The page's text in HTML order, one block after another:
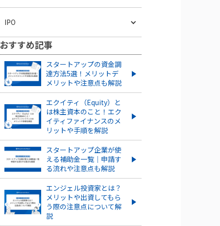
下落ケースを紹介
ストックオプションを新規に
行使する流れやタイミングを
解説！
ストックオプションとは？仕組
みや種類、導入する手順・手続
きを紹介
ベンチャー企業のストックオプ
ションとは？導入するメリッ
ト・デメリット、注意点を解説
信託型ストックオプションと
は？メリット・デメリットを
紹介
もっとみる
IPO
スタートアップがIPOするメリ
ット・デメリットとは？成功さ
せるポイントも解説
IPOとは？POや上場との違い
やメリット・デメリットも解
説
もっとみる
おすすめ記事
スタートアップの資金調
達方法5選！メリットデ
メリットや注意点も解説
エクイティ（Equity）と
は株主資本のこと！エク
イティファイナンスのメ
リットや手順を解説
スタートアップ企業が使
える補助金一覧｜申請す
る流れや注意点も解説
エンジェル投資家とは？
メリットや出資してもら
う際の注意点について解
説